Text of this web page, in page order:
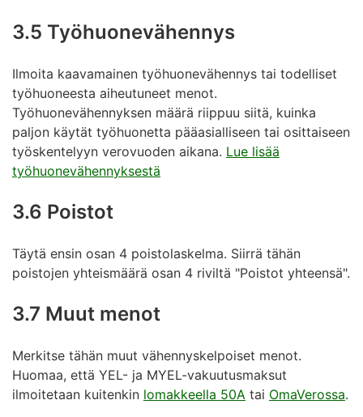
3.5 Työhuonevähennys
Ilmoita kaavamainen työhuonevähennys tai todelliset
työhuoneesta aiheutuneet menot.
Työhuonevähennyksen määrä riippuu siitä, kuinka
paljon käytät työhuonetta pääasialliseen tai osittaiseen
työskentelyyn verovuoden aikana. Lue lisää
työhuonevähennyksestä
3.6 Poistot
Täytä ensin osan 4 poistolaskelma. Siirrä tähän
poistojen yhteismäärä osan 4 riviltä "Poistot yhteensä".
3.7 Muut menot
Merkitse tähän muut vähennyskelpoiset menot.
Huomaa, että YEL- ja MYEL-vakuutusmaksut
ilmoitetaan kuitenkin lomakkeella 50A tai OmaVerossa.